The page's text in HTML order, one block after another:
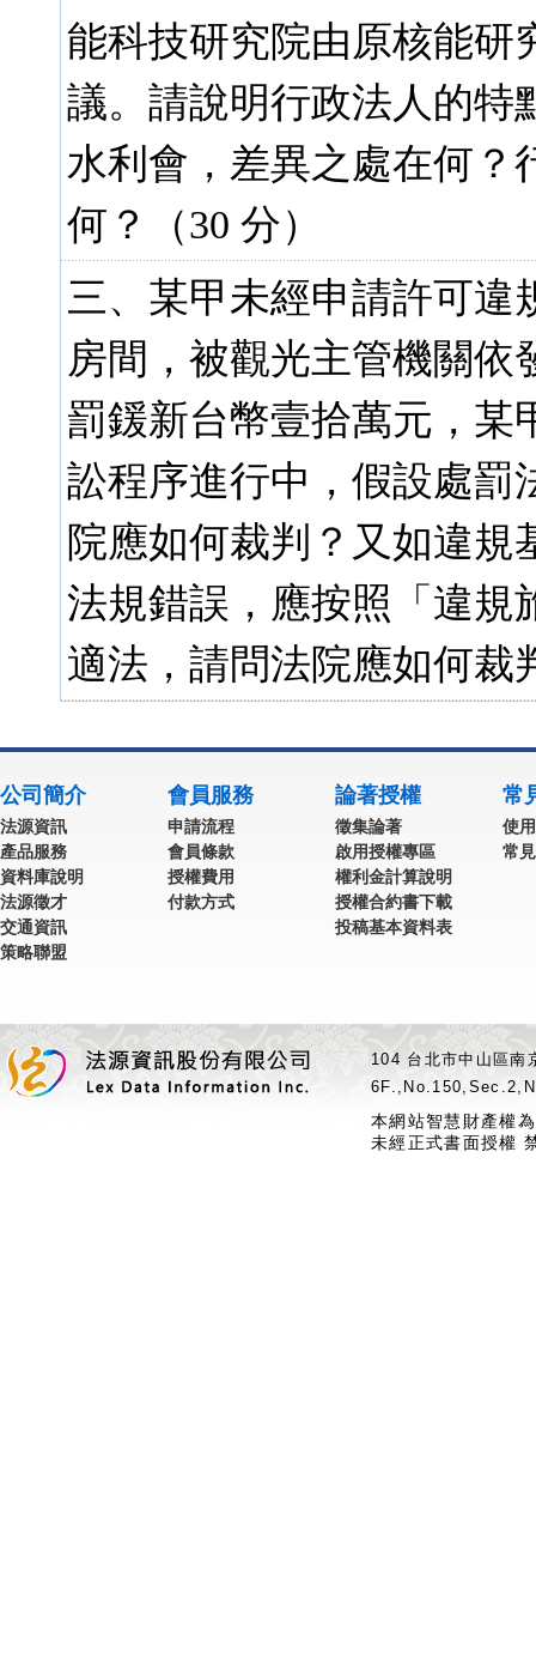
能科技研究院由原核能研
議。請說明行政法人的特
水利會，差異之處在何？
何？（30 分）
三、某甲未經申請許可違
房間，被觀光主管機關
罰鍰新台幣壹拾萬元，某
訟程序進行中，假設處罰
院應如何裁判？又如違
法規錯誤，應按照「違規
適法，請問法院應如何裁
公司簡介
法源資訊
產品服務
資料庫說明
法源徵才
交通資訊
策略聯盟
會員服務
申請流程
會員條款
授權費用
付款方式
論著授權
徵集論著
啟用授權專區
權利金計算說明
授權合約書下載
投稿基本資料表
常
使
常
104 台北市中山區
本網站智慧財產權
未經正式書面授權